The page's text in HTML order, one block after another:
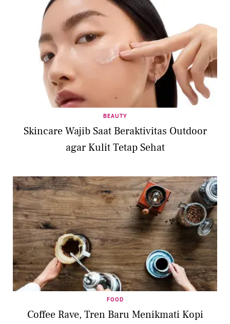
BEAUTY
Skincare Wajib Saat Beraktivitas Outdoor
agar Kulit Tetap Sehat
FOOD
Coffee Rave, Tren Baru Menikmati Kopi